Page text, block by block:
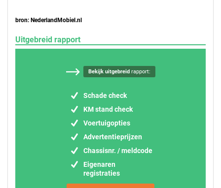
bron: NederlandMobiel.nl
Uitgebreid rapport
Bekijk uitgebreid rapport:
Schade check
KM stand check
Voertuigopties
Advertentieprijzen
Chassisnr. / meldcode
Eigenaren
registraties